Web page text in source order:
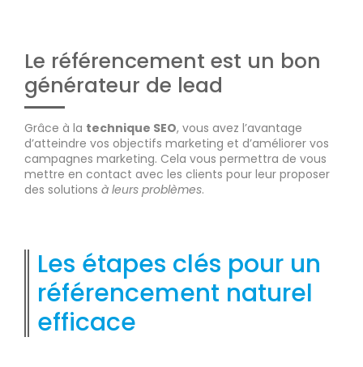
Le référencement est un bon
générateur de lead
Grâce à la technique SEO, vous avez l’avantage
d’atteindre vos objectifs marketing et d’améliorer vos
campagnes marketing. Cela vous permettra de vous
mettre en contact avec les clients pour leur proposer
des solutions à leurs problèmes.
Les étapes clés pour un
référencement naturel
efficace